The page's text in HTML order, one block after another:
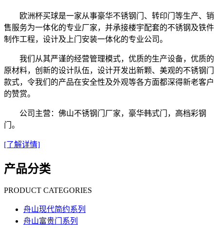
欧洲杯买球是一家从事豪华不锈钢门、转印门等生产、销
售服务为一体化的专业厂家，并承接楼宇配套的不锈钢及铁件
制作工程，设计及上门安装一体化的专业公司。
我们从其严谨的经营管理模式，优质的生产设备，优质的
原材料，创新的设计队伍，设计开发出新颗、美观的不锈钢门
款式，令我们的产品在安全性及外观等各方面都深得新老客户
的赞赏。
公司主营：佛山不锈钢门厂家，豪华韩式门，高档彩钢
门。
[了解详情]
产品分类
PRODUCT CATEGORIES
舟山现代简约系列
舟山富贵门系列